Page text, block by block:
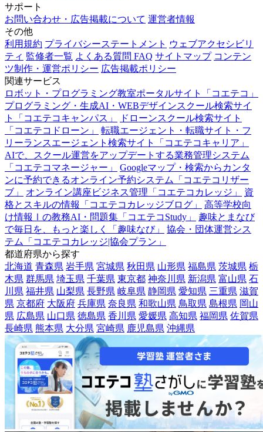
サポート
お問い合わせ・広告掲載について 運営者情報
その他
利用規約 プライバシーステートメント ウェブアクセシビリ
ティ 監修者一覧 よくある質問 FAQ サイトマップ コンテン
ツ制作・運営ポリシー 広告掲載ポリシー
関連サービス
ロボット・プログラミング教室ポータルサイト「コエテコ」
プログラミング・生成AI・WEBデザインスクール検索サイ
ト「コエテコキャンパス」
ドローンスクール検索サイト
「コエテコドローン」
転職エージェント・転職サイト・フ
リーランスエージェント検索サイト「コエテコキャリア」
AIで、スクール運営をアップデートする業務管理システム
「コエテコマネージャー」
Googleマップ・検索からカンタ
ンに予約できるオンライン予約システム「コエテコリザー
ブ」
オンライン講座ビジネス管理「コエテコカレッジ」
資
格とスキルの情報「コエテコカレッジブログ」
高等学校向
け情報Ⅰの教務AI・問題集「コエテコStudy」
趣味とまなび
で毎日を、もっと楽しく「趣味なび」
協会・団体運営シス
テム「コエテコカレッジ|協会プラン」
都道府県から探す
北海道 青森県 岩手県 宮城県 秋田県 山形県 福島県 茨城県 栃
木県 群馬県 埼玉県 千葉県 東京都 神奈川県 新潟県 富山県 石
川県 福井県 山梨県 長野県 岐阜県 静岡県 愛知県 三重県 滋賀
県 京都府 大阪府 兵庫県 奈良県 和歌山県 鳥取県 島根県 岡山
県 広島県 山口県 徳島県 香川県 愛媛県 高知県 福岡県 佐賀県
長崎県 熊本県 大分県 宮崎県 鹿児島県 沖縄県